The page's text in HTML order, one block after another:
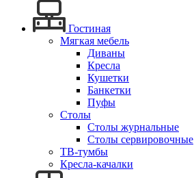
Гостиная
Мягкая мебель
Диваны
Кресла
Кушетки
Банкетки
Пуфы
Столы
Столы журнальные
Столы сервировочные
ТВ-тумбы
Кресла-качалки